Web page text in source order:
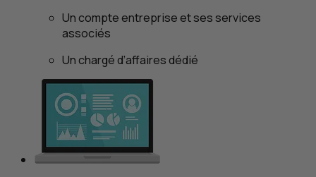
Un compte entreprise et ses services
associés
Un chargé d’affaires dédié